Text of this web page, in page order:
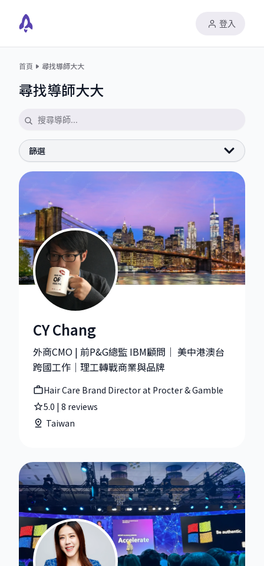
登入
首頁 尋找導師大大
尋找導師大大
篩選
CY Chang|Hair Care Brand Director at Procter &
CY Chang
外商CMO | 前P&G總監 IBM顧問｜ 美中港澳台
跨國工作｜理工轉戰商業與品牌
Hair Care Brand Director at Procter & Gamble
5.0 | 8 reviews
Taiwan